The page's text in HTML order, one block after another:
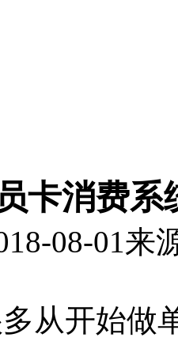
卡消费系
08-01来
从开始做